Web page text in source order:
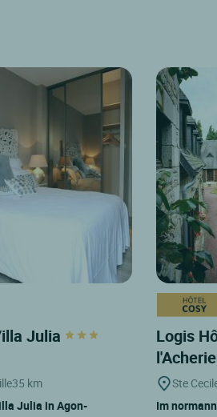
Julia
35 km
Julia in Agon-
Logis
l'Acherie
Ste
Im